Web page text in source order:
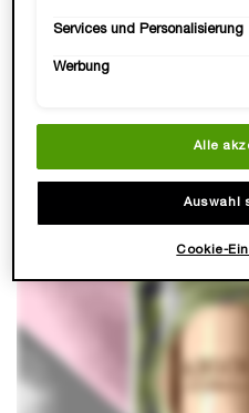
BESCHREIBUNG
Services und Personalisierung
Werbung
Alle
Auswahl
Cookie-